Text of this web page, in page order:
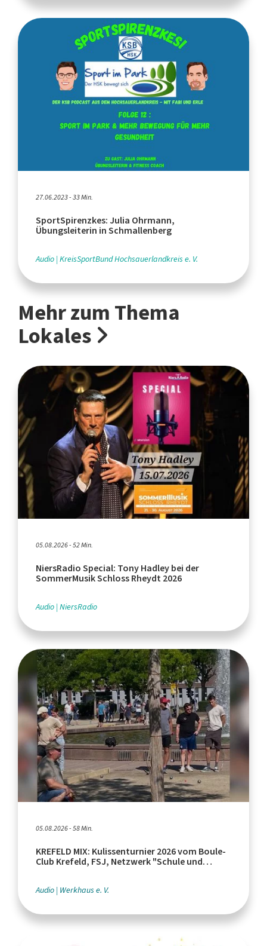
27.06.2023 - 33 Min.
SportSpirenzkes: Julia Ohrmann,
Übungsleiterin in Schmallenberg
Audio KreisSportBund Hochsauerlandkreis e. V.
Mehr zum Thema
Lokales
05.08.2026 - 52 Min.
NiersRadio Special: Tony Hadley bei der
SommerMusik Schloss Rheydt 2026
Audio NiersRadio
05.08.2026 - 58 Min.
KREFELD MIX: Kulissenturnier 2026 vom Boule-
Club Krefeld, FSJ, Netzwerk "Schule und
Audio Werkhaus e. V.